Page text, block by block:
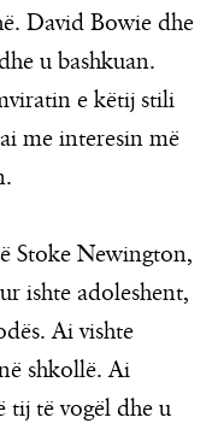
David Bowie dhe
u bashkuan.
e këtij stili
me interesin më
Stoke Newington,
ishte adoleshent,
Ai vishte
shkollë. Ai
tij të vogël dhe u